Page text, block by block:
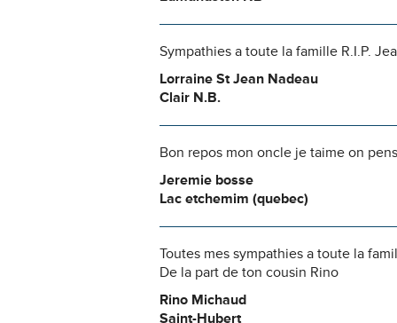
Sympathies a toute la famille R.I.P.
Lorraine St Jean Nadeau
Clair N.B.
Bon repos mon oncle je taime on
Jeremie bosse
Lac etchemim (quebec)
Toutes mes sympathies a toute la
De la part de ton cousin Rino
Rino Michaud
Saint-Hubert